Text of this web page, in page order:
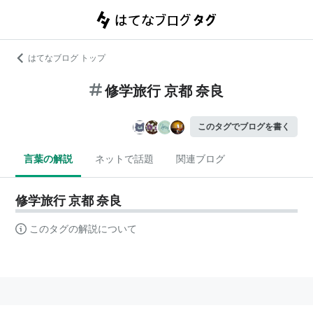
はてなブログ トップ
修学旅行 京都 奈良
このタグでブログを書く
言葉の解説 ネットで話題 関連ブログ
修学旅行 京都 奈良
このタグの解説について